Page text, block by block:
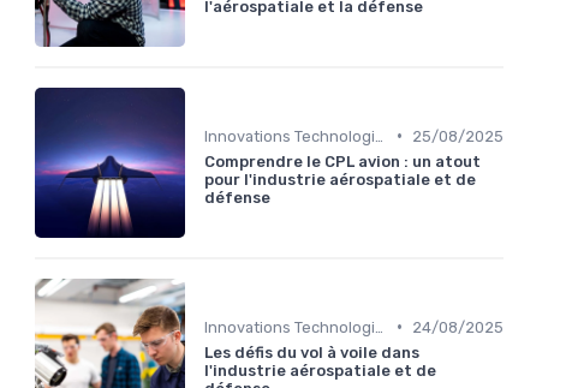
l'aérospatiale et la défense
•
25/08/2025
Comprendre le CPL avion : un atout
pour l'industrie aérospatiale et de
défense
•
24/08/2025
Les défis du vol à voile dans
l'industrie aérospatiale et de